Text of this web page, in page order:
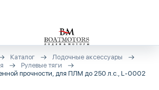
Каталог
Лодочные аксессуары
Рулевые тяги
прочности, для ПЛМ до 250 л.с., L-0002